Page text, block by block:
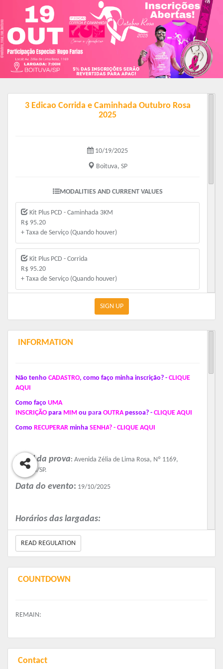
3 Edicao Corrida e Caminhada Outubro Rosa
2025
10/19/2025
Boituva, SP
MODALITIES AND CURRENT VALUES
Kit Plus PCD - Caminhada 3KM
R$ 95.20
+ Taxa de Serviço (Quando houver)
Kit Plus PCD - Corrida
R$ 95.20
+ Taxa de Serviço (Quando houver)
Kit Kids
R$ 60.00
+ Taxa de Serviço (Quando houver)
R$ 119.00
+ Taxa de Serviço (Quando houver)
Kit Plus - Corrida
SIGN UP
INFORMATION
Não tenho CADASTRO, como faço minha inscrição? - CLIQUE
AQUI
Como faço UMA
INSCRIÇÃO para MIM ou para OUTRA pessoa? - CLIQUE AQUI
Como RECUPERAR minha SENHA? - CLIQUE AQUI
Local da prova: Avenida Zélia de Lima Rosa, Nº 1169,
Boituva/SP.
Data do evento: 19/10/2025
Horários das largadas:
Corrida e Caminhada 7h
Corrida Kids 09h
Distância:
Caminhada 3KM
Valores:
READ REGULATION
COUNTDOWN
REMAIN:
Contact